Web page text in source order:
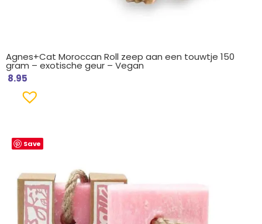
Agnes+Cat Moroccan Roll zeep aan een touwtje 150
gram – exotische geur – Vegan
8.95
Save